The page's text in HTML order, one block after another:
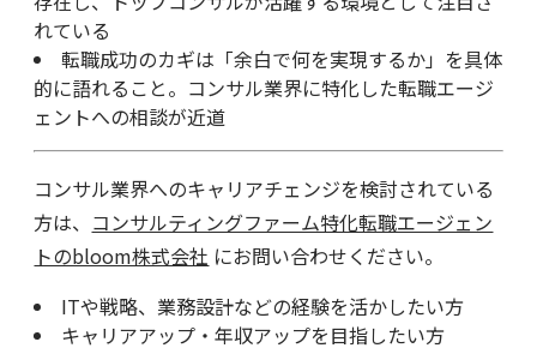
れている
転職成功のカギは「余白で何を実現するか」を具体
的に語れること。コンサル業界に特化した転職エージ
ェントへの相談が近道
コンサル業界へのキャリアチェンジを検討されている
方は、 コンサルティングファーム特化転職エージェン
トのbloom株式会社 にお問い合わせください。
ITや戦略、業務設計などの経験を活かしたい方
キャリアアップ・年収アップを目指したい方